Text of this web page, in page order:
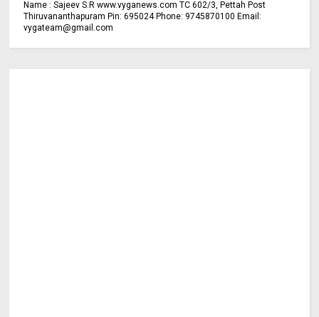
Name : Sajeev S.R www.vyganews.com TC 602/3, Pettah Post
Thiruvananthapuram Pin: 695024 Phone: 9745870100 Email:
vygateam@gmail.com